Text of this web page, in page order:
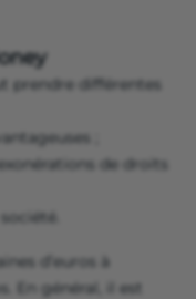
prendre différentes
;
de droits
d’euros à
En général, il est